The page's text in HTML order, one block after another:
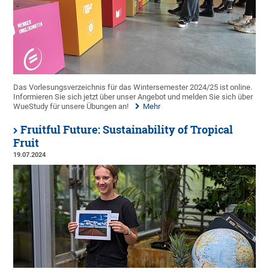
Das Vorlesungsverzeichnis für das Wintersemester 2024/25 ist online.
Informieren Sie sich jetzt über unser Angebot und melden Sie sich über
WueStudy für unsere Übungen an!
Mehr
Fruitful Future: Sustainability of Tropical
Fruit
19.07.2024